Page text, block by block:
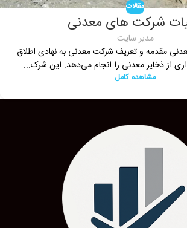
مقالات
شرکت های معدنی
مدیر سایت
مقدمه و تعریف شرکت معدنی به نهادی اطلاق
از ذخایر معدنی را انجام می‌دهد. این شرک...
مشاهده کامل